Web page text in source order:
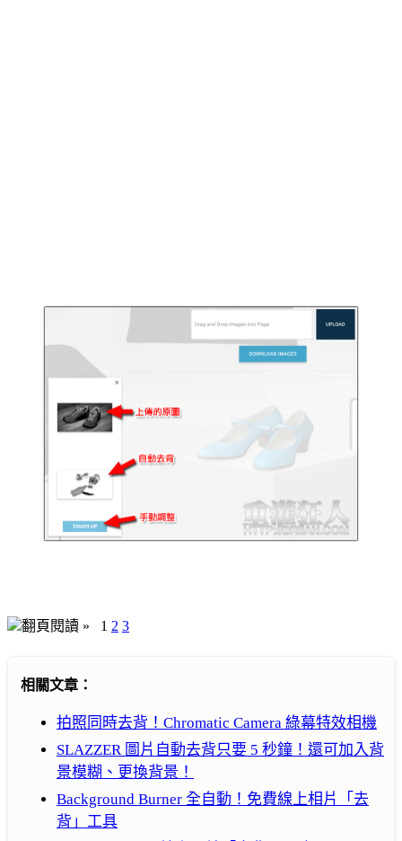
翻頁閱讀 » 1 2 3
相關文章：
拍照同時去背！Chromatic Camera 綠幕特效相機
SLAZZER 圖片自動去背只要 5 秒鐘！還可加入背
景模糊、更換背景！
Background Burner 全自動！免費線上相片「去
背」工具